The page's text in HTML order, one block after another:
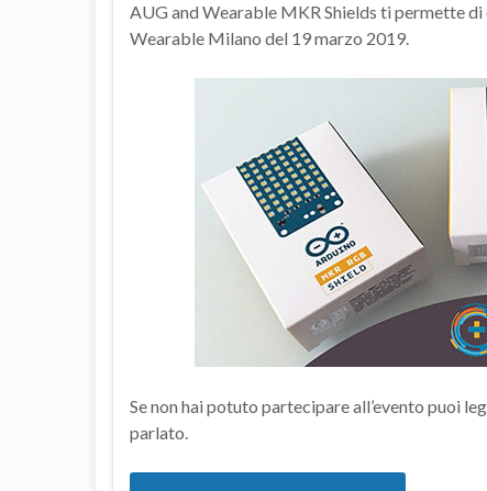
AUG and Wearable MKR Shields ti permette di
Wearable Milano del 19 marzo 2019.
Se non hai potuto partecipare all’evento puoi
parlato.